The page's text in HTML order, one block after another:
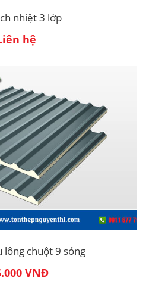
nhiệt 3 lớp
hệ
lông chuột 9 sóng
VNĐ